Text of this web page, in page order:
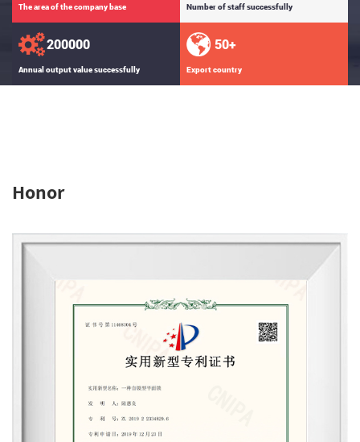
The area of the company base Number of staff successfully
200000
Annual output value successfully
50+
Export country
Honor